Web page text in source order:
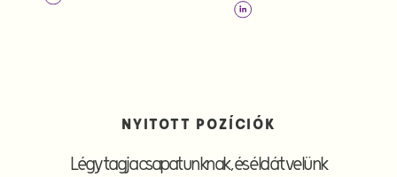
NYITOTT POZÍCIÓK
Légy tagja csapatunknak, és éld át velünk